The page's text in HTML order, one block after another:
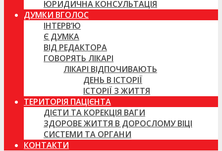
ЮРИДИЧНА КОНСУЛЬТАЦІЯ
ДУМКИ ВГОЛОС
ІНТЕРВ’Ю
Є ДУМКА
ВІД РЕДАКТОРА
ГОВОРЯТЬ ЛІКАРІ
ЛІКАРІ ВІДПОЧИВАЮТЬ
ДЕНЬ В ІСТОРІЇ
ІСТОРІЇ З ЖИТТЯ
ТЕРИТОРІЯ ПАЦІЄНТА
ДІЄТИ ТА КОРЕКЦІЯ ВАГИ
ЗДОРОВЕ ЖИТТЯ В ДОРОСЛОМУ ВІЦІ
СИСТЕМИ ТА ОРГАНИ
КОНТАКТИ